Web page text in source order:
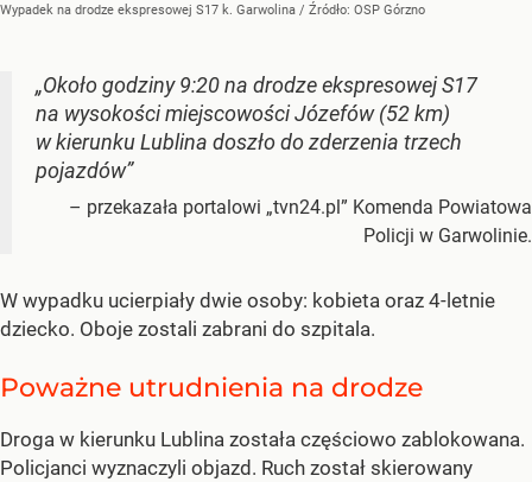
Wypadek na drodze ekspresowej S17 k. Garwolina / Źródło: OSP Górzno
„Około godziny 9:20 na drodze ekspresowej S17
na wysokości miejscowości Józefów (52 km)
w kierunku Lublina doszło do zderzenia trzech
pojazdów”
– przekazała portalowi „tvn24.pl” Komenda Powiatowa
Policji w Garwolinie.
W wypadku ucierpiały dwie osoby: kobieta oraz 4-letnie
dziecko. Oboje zostali zabrani do szpitala.
Poważne utrudnienia na drodze
Droga w kierunku Lublina została częściowo zablokowana.
Policjanci wyznaczyli objazd. Ruch został skierowany